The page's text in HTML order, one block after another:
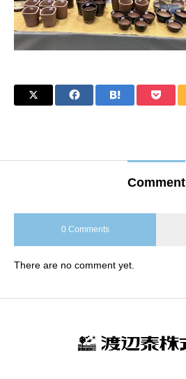
Comment
0 Comments
There are no comment yet.